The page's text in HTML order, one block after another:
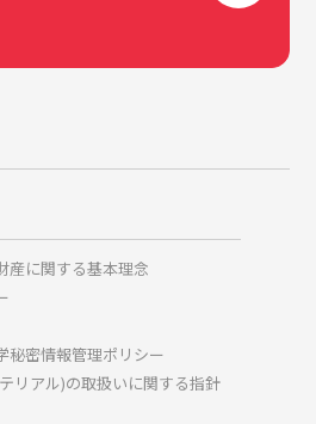
産に関する基本理念
秘密情報管理ポリシー
リアル)の取扱いに関する指針